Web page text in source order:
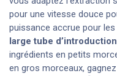
pour une vitesse douce
puissance accrue pour
large tube
ingrédients en petits
en gros morceaux,